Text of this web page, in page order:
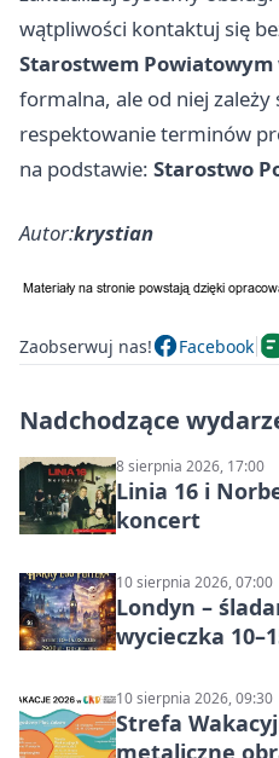
wątpliwości kontaktuj się
Starostwem Powiatowym
formalna, ale od niej zależy
respektowanie terminów
na podstawie: Starostwo
Autor:krystian
Zaobserwuj nas! Facebook
Nadchodzące
8 sierpnia 2026, 17:00
Linia 16 i
koncert
10 sierpnia 2026, 07:00
Londyn –
wycieczka
10 sierpnia 2026, 09:30
Strefa